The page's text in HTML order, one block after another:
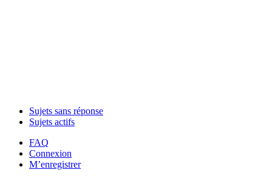
Sujets sans réponse
Sujets actifs
FAQ
Connexion
M’enregistrer